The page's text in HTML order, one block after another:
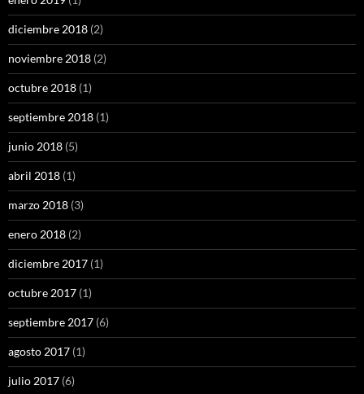
diciembre 2018 (2)
noviembre 2018 (2)
octubre 2018 (1)
septiembre 2018 (1)
junio 2018 (5)
abril 2018 (1)
marzo 2018 (3)
enero 2018 (2)
diciembre 2017 (1)
octubre 2017 (1)
septiembre 2017 (6)
agosto 2017 (1)
julio 2017 (6)